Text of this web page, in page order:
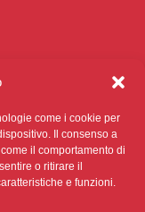
come i cookie per
Il consenso a
il comportamento di
o ritirare il
e funzioni.